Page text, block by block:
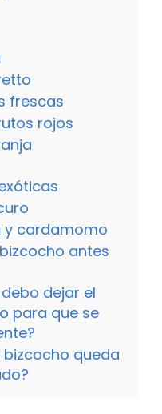
frescas
rojos
y cardamomo
antes
dejar el
para que se
bizcocho queda